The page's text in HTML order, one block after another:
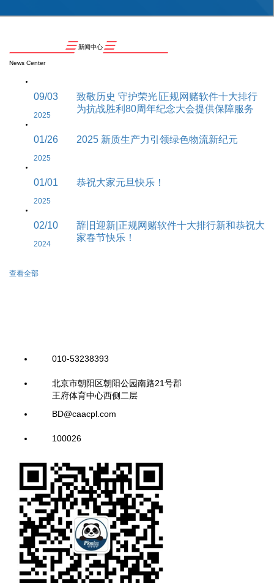
新闻中心
News Center
09/03
2025
致敬历史 守护荣光∣正规网赌软件十大排行
为抗战胜利80周年纪念大会提供保障服务
01/26
2025
2025 新质生产力引领绿色物流新纪元
01/01
2025
恭祝大家元旦快乐！
02/10
2024
辞旧迎新|正规网赌软件十大排行新和恭祝大
家春节快乐！
查看全部
010-53238393
北京市朝阳区朝阳公园南路21号郡
王府体育中心西侧二层
BD@caacpl.com
100026